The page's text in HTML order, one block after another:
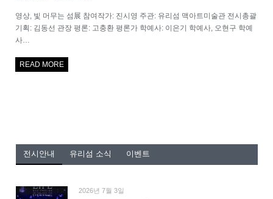
영상, 빛 머무는 섬展 참여작가: 진시영 주관: 유리섬 맥아트미술관 전시총괄
기획: 김동선 관장 평론: 고충환 평론가 학예사: 이은기 학예사, 오현구 학예
사…
READ MORE
전시안내 유리섬 소식 이벤트
2026년 7월 3일